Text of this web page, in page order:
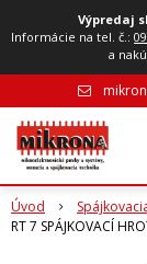
Výpredaj
Informácie na tel. č.:
a
Úvod
RT 7 SPÁJKOVACÍ